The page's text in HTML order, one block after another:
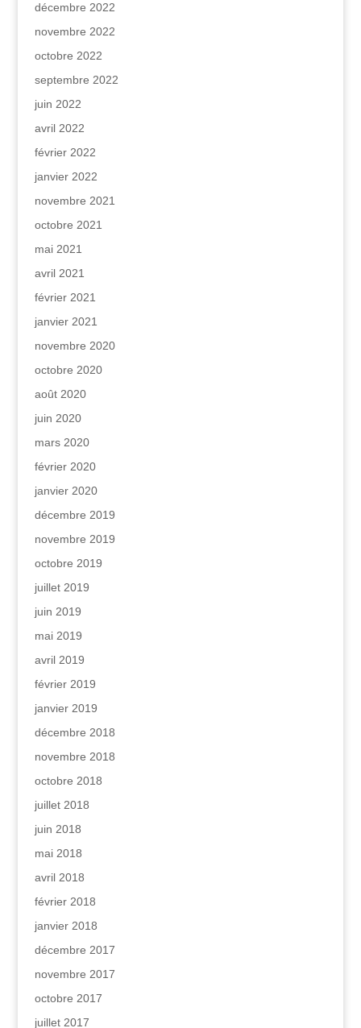
décembre 2022
novembre 2022
octobre 2022
septembre 2022
juin 2022
avril 2022
février 2022
janvier 2022
novembre 2021
octobre 2021
mai 2021
avril 2021
février 2021
janvier 2021
novembre 2020
octobre 2020
août 2020
juin 2020
mars 2020
février 2020
janvier 2020
décembre 2019
novembre 2019
octobre 2019
juillet 2019
juin 2019
mai 2019
avril 2019
février 2019
janvier 2019
décembre 2018
novembre 2018
octobre 2018
juillet 2018
juin 2018
mai 2018
avril 2018
février 2018
janvier 2018
décembre 2017
novembre 2017
octobre 2017
juillet 2017